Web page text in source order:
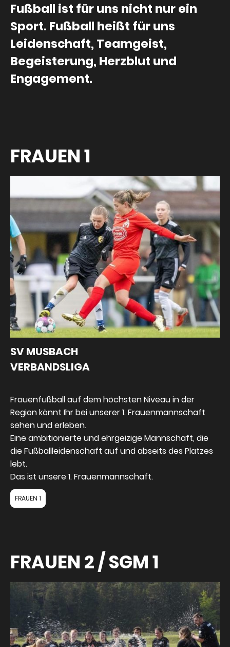
Fußball ist für uns nicht nur ein
Sport. Fußball heißt für uns
Leidenschaft, Teamgeist,
Begeisterung, Herzblut und
Engagement.
FRAUEN 1
SV MUSBACH
VERBANDSLIGA
Frauenfußball auf dem höchsten Niveau in der
Region könnt Ihr bei unserer 1. Frauenmannschaft
sehen und erleben.
Eine ambitionierte und ehrgeizige Mannschaft, die
die Fußballleidenschaft auf und abseits des Platzes
lebt.
Das ist unsere 1. Frauenmannschaft.
FRAUEN 1
FRAUEN 2 / SGM 1